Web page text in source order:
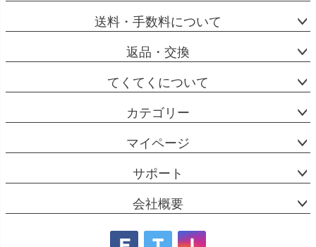
送料・手数料について
返品・交換
てくてくについて
カテゴリー
マイページ
サポート
会社概要